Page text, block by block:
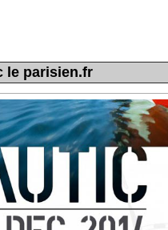
le parisien.fr